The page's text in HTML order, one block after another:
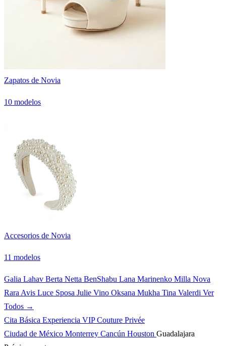
Zapatos de Novia
10 modelos
Accesorios de Novia
11 modelos
Galia Lahav Berta Netta BenShabu Lana Marinenko Milla Nova
Rara Avis Luce Sposa Julie Vino Oksana Mukha Tina Valerdi Ver
Todos →
Cita Básica Experiencia VIPCouture Privée
Ciudad de México Monterrey Cancún Houston Guadalajara